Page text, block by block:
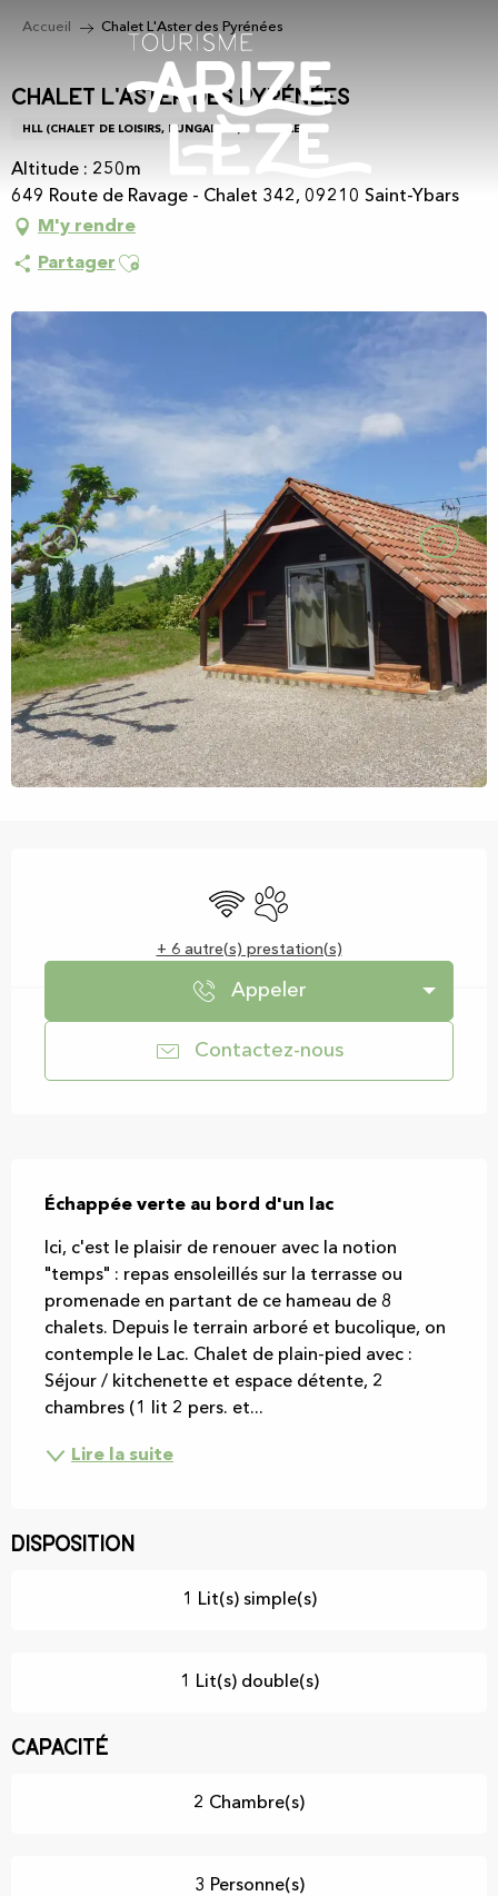
principal
Accueil Chalet L'Aster des Pyrénées
Chalet L'Aster des Pyrénées
HLL (CHALET DE LOISIRS, BUNGALOW) CHALET
Altitude : 250m
649 Route de Ravage - Chalet 342, 09210 Saint-Ybars
M'y rendre
Partager Ajouter aux favoris
WiFi Animaux acceptés
+ 6 autre(s) prestation(s)
Appeler
Contactez-nous
Échappée verte au bord d'un lac
Ici, c'est le plaisir de renouer avec la notion
"temps" : repas ensoleillés sur la terrasse ou
promenade en partant de ce hameau de 8
chalets. Depuis le terrain arboré et bucolique, on
contemple le Lac. Chalet de plain-pied avec :
Séjour / kitchenette et espace détente, 2
chambres (1 lit 2 pers. et...
Lire la suite
Disposition
1 Lit(s) simple(s)
1 Lit(s) double(s)
Capacité
2 Chambre(s)
3 Personne(s)